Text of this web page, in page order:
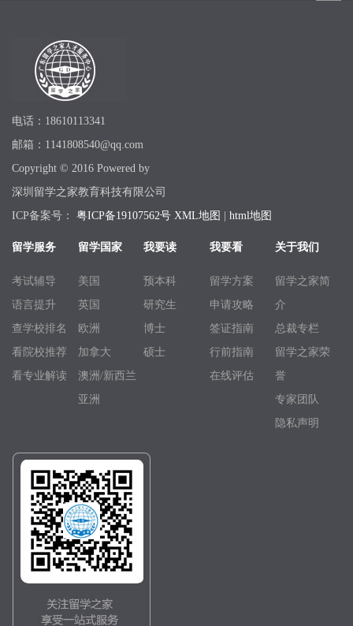
电话：18610113341
邮箱：1141808540@qq.com
Copyright © 2016 Powered by
深圳留学之家教育科技有限公司
ICP备案号：
粤ICP备19107562号 XML地图 | html地图
留学服务
考试辅导
语言提升
查学校排名
看院校推荐
看专业解读
留学国家
美国
英国
欧洲
加拿大
澳洲/新西兰
亚洲
我要读
预本科
研究生
博士
硕士
我要看
留学方案
申请攻略
签证指南
行前指南
在线评估
关于我们
留学之家简
介
总裁专栏
留学之家荣
誉
专家团队
隐私声明